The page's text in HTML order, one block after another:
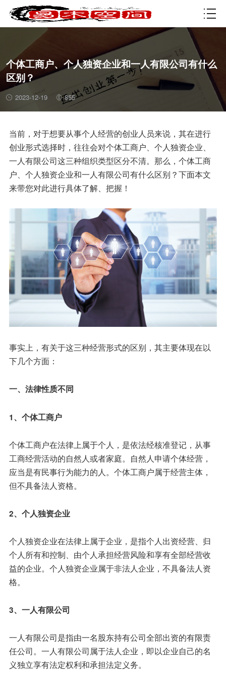
资质许可
个体工商户、个人独资企业和一人有限公司有什么
区别？
2023-12-19 855
当前，对于想要从事个人经营的创业人员来说，其在进行
创业形式选择时，往往会对个体工商户、个人独资企业、
一人有限公司这三种组织类型区分不清。那么，个体工商
户、个人独资企业和一人有限公司有什么区别？下面本文
来带您对此进行具体了解、把握！
事实上，有关于这三种经营形式的区别，其主要体现在以
下几个方面：
一、法律性质不同
1、个体工商户
个体工商户在法律上属于个人，是依法经核准登记，从事
工商经营活动的自然人或者家庭。自然人申请个体经营，
应当是有民事行为能力的人。个体工商户属于经营主体，
但不具备法人资格。
2、个人独资企业
个人独资企业在法律上属于企业，是指个人出资经营、归
个人所有和控制、由个人承担经营风险和享有全部经营收
益的企业。个人独资企业属于非法人企业，不具备法人资
格。
3、一人有限公司
一人有限公司是指由一名股东持有公司全部出资的有限责
任公司。一人有限公司属于法人企业，即以企业自己的名
义独立享有法定权利和承担法定义务。